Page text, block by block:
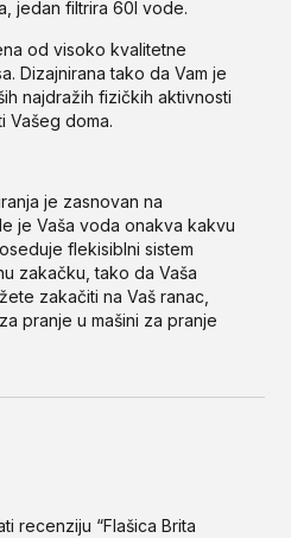
jedan filtrira 60l vode.
od visoko kvalitetne
Dizajnirana tako da Vam je
najdražih fizičkih aktivnosti
Vašeg doma.
je zasnovan na
je Vaša voda onakva kakvu
flekisiblni sistem
zakačku, tako da Vaša
zakačiti na Vaš ranac,
pranje u mašini za pranje
recenziju “Flašica Brita